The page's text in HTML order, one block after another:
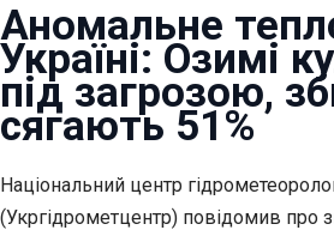
Аномальне
Україні: Озимі
під загрозою,
сягають 51%
Національний центр
(Укргідрометцентр) повідомив про